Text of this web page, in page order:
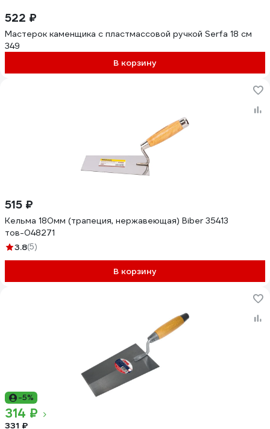
522 ₽
Мастерок каменщика с пластмассовой ручкой Serfa 18 см
349
В корзину
515 ₽
Кельма 180мм (трапеция, нержавеющая) Biber 35413
тов-048271
3.8(5)
В корзину
-5%
314 ₽
331 ₽